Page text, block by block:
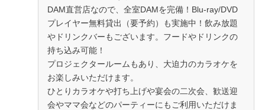
DAM直営店なので、全室DAMを完備！Blu-ray/DVD
プレイヤー無料貸出（要予約）も実施中！飲み放題
やドリンクバーもございます。フードやドリンクの
持ち込み可能！
プロジェクタールームもあり、大迫力のカラオケを
お楽しみいただけます。
ひとりカラオケや打ち上げや宴会の二次会、歓送迎
会やママ会などのパーティーにもご利用いただけま